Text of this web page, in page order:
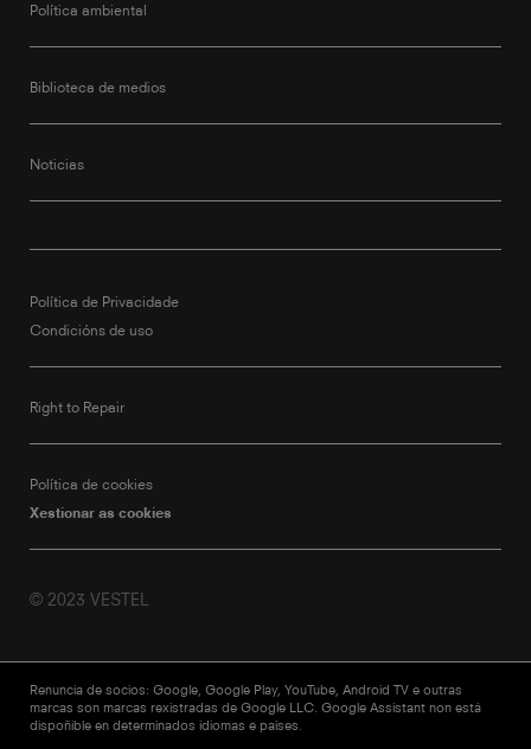
Política ambiental
Biblioteca de medios
Noticias
Política de Privacidade
Condicións de uso
Right to Repair
Política de cookies
Xestionar as cookies
© 2023 VESTEL
Renuncia de socios: Google, Google Play, YouTube, Android TV e outras
marcas son marcas rexistradas de Google LLC. Google Assistant non está
dispoñible en determinados idiomas e países.